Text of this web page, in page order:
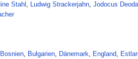
Stahl , Ludwig Strackerjahn, Jodocus
Bosnien, Bulgarien, Dänemark England